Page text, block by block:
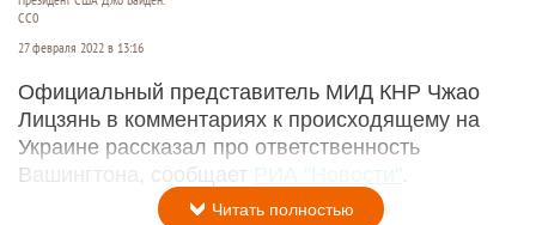
CC0
27 февраля 2022 в 13:16
Официальный представитель МИД КНР Чжао
Лицзянь в комментариях к происходящему на
Украине рассказал про ответственность
Вашингтона, сообщает РИА "Новости"
Читать полностью